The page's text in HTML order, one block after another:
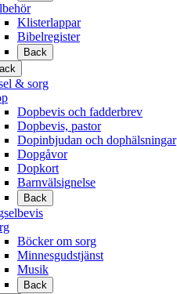
Klisterlappar
Bibelregister
Back
& sorg
Dopbevis och fadderbrev
Dopbevis, pastor
Dopinbjudan och dophälsningar
Dopgåvor
Dopkort
Barnvälsignelse
Back
Böcker om sorg
Minnesgudstjänst
Musik
Back